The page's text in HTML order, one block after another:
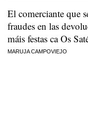
El comerciante que
fraudes en las
máis festas ca Os
MARUJA CAMPOVIEJO